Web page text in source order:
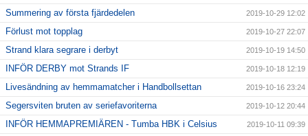
Summering av första fjärdedelen 2019-10-29 12:02
Förlust mot topplag 2019-10-27 22:07
Strand klara segrare i derbyt 2019-10-19 14:50
INFÖR DERBY mot Strands IF 2019-10-18 12:19
Livesändning av hemmamatcher i Handbollsettan 2019-10-16 23:24
Segersviten bruten av seriefavoriterna 2019-10-12 20:44
INFÖR HEMMAPREMIÄREN - Tumba HBK i Celsius 2019-10-11 09:39